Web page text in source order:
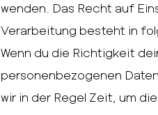
wenden. Das Recht auf
Verarbeitung besteht in
Wenn du die Richtigkeit
personenbezogenen
wir in der Regel Zeit, um